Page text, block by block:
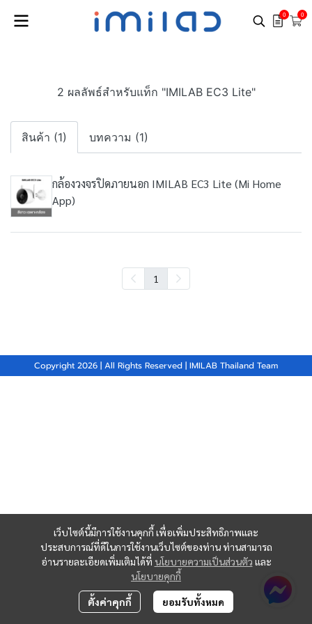
0 0
2 ผลลัพธ์สำหรับแท็ก "IMILAB EC3 Lite"
สินค้า (1) บทความ (1)
กล้องวงจรปิดภายนอก IMILAB EC3 Lite (Mi Home
App)
1
เว็บไซต์นี้มีการใช้งานคุกกี้ เพื่อเพิ่มประสิทธิภาพและ
ประสบการณ์ที่ดีในการใช้งานเว็บไซต์ของท่าน ท่านสามารถ
อ่านรายละเอียดเพิ่มเติมได้ที่ นโยบายความเป็นส่วนตัว และ
นโยบายคุกกี้
ตั้งค่าคุกกี้ ยอมรับทั้งหมด
Copyright 2026 | All Rights Reserved | IMILAB Thailand Team